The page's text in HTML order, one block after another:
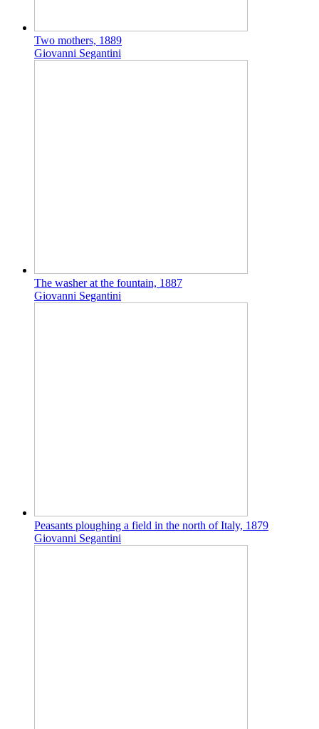
Two mothers, 1889
Giovanni Segantini
The washer at the fountain, 1887
Giovanni Segantini
Peasants ploughing a field in the north of Italy, 1879
Giovanni Segantini